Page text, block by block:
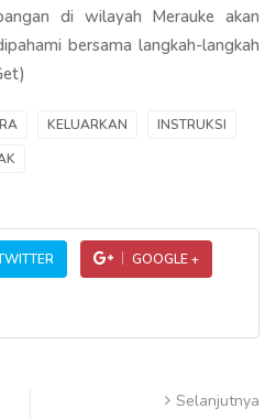
di wilayah Merauke akan
bersama langkah-langkah
KELUARKAN
INSTRUKSI
GOOGLE +
Selanjutnya